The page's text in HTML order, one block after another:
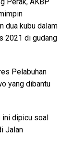
dua kubu dalam
2021 di gudang
Pelabuhan
yang dibantu
ini dipicu soal
Jalan